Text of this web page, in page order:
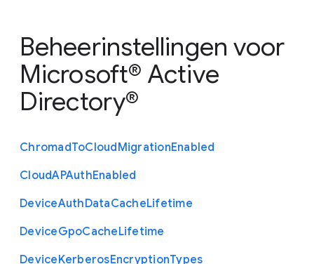
Beheerinstellingen voor
Microsoft® Active
Directory®
ChromadToCloudMigrationEnabled
CloudAPAuthEnabled
DeviceAuthDataCacheLifetime
DeviceGpoCacheLifetime
DeviceKerberosEncryptionTypes